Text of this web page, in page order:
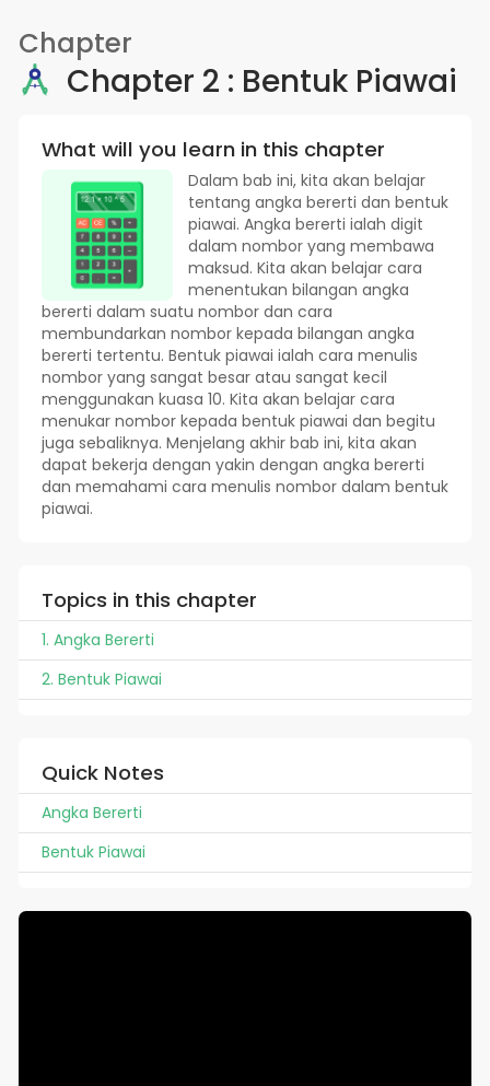
Chapter
Chapter 2 : Bentuk Piawai
What will you learn in this chapter
Dalam bab ini, kita akan belajar
tentang angka bererti dan bentuk
piawai. Angka bererti ialah digit
dalam nombor yang membawa
maksud. Kita akan belajar cara
menentukan bilangan angka
bererti dalam suatu nombor dan cara
membundarkan nombor kepada bilangan angka
bererti tertentu. Bentuk piawai ialah cara menulis
nombor yang sangat besar atau sangat kecil
menggunakan kuasa 10. Kita akan belajar cara
menukar nombor kepada bentuk piawai dan begitu
juga sebaliknya. Menjelang akhir bab ini, kita akan
dapat bekerja dengan yakin dengan angka bererti
dan memahami cara menulis nombor dalam bentuk
piawai.
Topics in this chapter
1. Angka Bererti
2. Bentuk Piawai
Quick Notes
Angka Bererti
Bentuk Piawai